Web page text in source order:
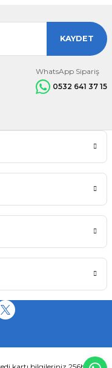
KAYDET
WhatsApp Sipariş
0532 641 37 15
kartı bilgileriniz 256bit SSL